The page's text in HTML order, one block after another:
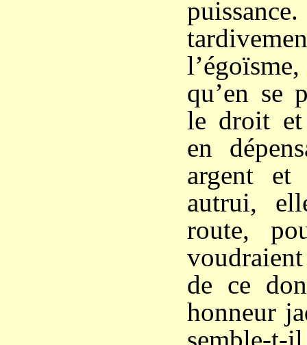
qu’en se
le droit
en
argent et
autrui,
route,
de ce
honneur